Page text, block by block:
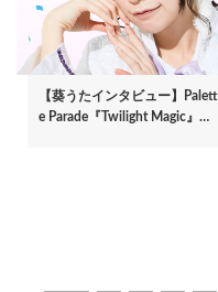
【葵うたインタビュー】Palett
e Parade『Twilight Magic』…